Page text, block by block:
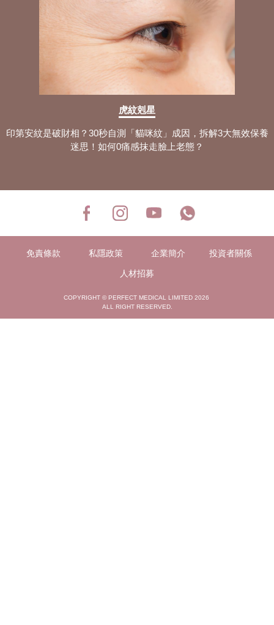
虎紋剋星
印第安紋是破財相？30秒自測「貓咪紋」成因，拆解3大無效保養
迷思！如何0痛感抹走臉上老態？
免責條款 私隱政策 企業簡介 投資者關係
人材招募
COPYRIGHT © PERFECT MEDICAL LIMITED 2026
ALL RIGHT RESERVED.